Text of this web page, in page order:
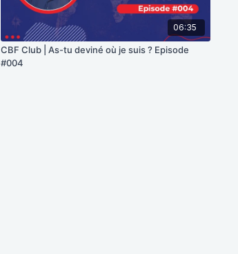
06:35
CBF Club | As-tu deviné où je suis ? Episode
#004